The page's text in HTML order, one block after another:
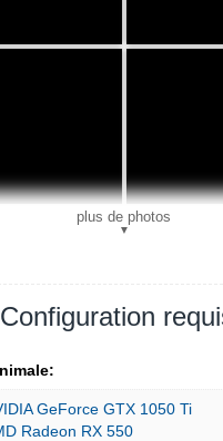
plus de photos
▼
Configuration
GeForce GTX 1050 Ti
Radeon RX 550